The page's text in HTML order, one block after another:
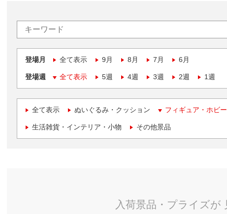
登場月 全て表示 9月 8月 7月 6月
登場週 全て表示 5週 4週 3週 2週 1週
全て表示 ぬいぐるみ・クッション フィギュア・ホビー
生活雑貨・インテリア・小物 その他景品